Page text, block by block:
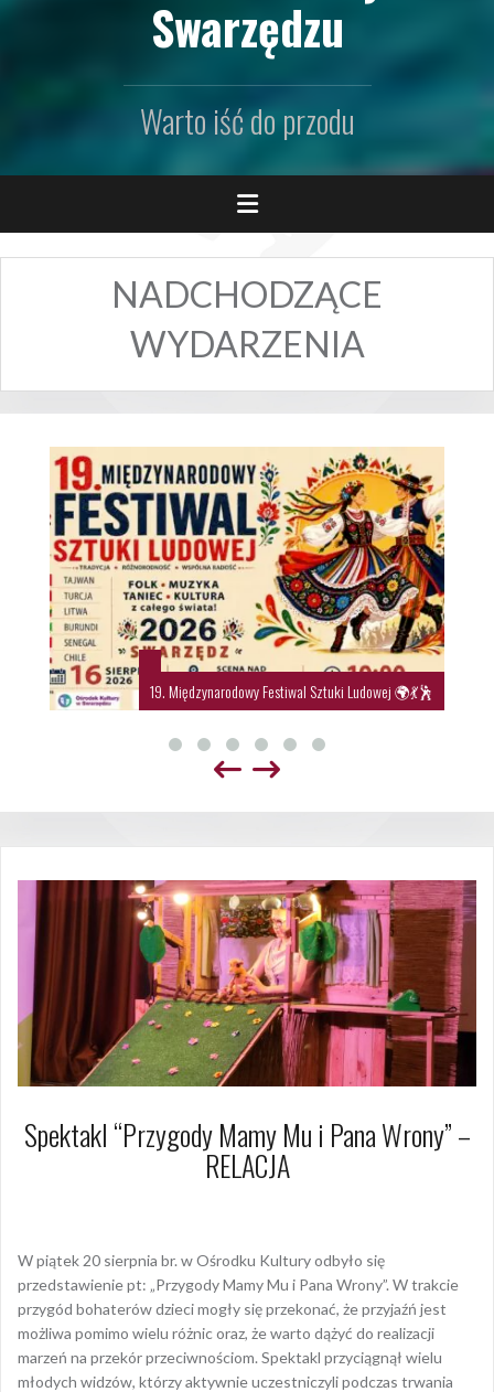
Swarzędzu
Warto iść do przodu
NADCHODZĄCE
WYDARZENIA
19. Międzynarodowy Festiwal Sztuki Ludowej 🌍💃🕺
Spektakl “Przygody Mamy Mu i Pana Wrony” –
RELACJA
W piątek 20 sierpnia br. w Ośrodku Kultury odbyło się
przedstawienie pt: „Przygody Mamy Mu i Pana Wrony”. W trakcie
przygód bohaterów dzieci mogły się przekonać, że przyjaźń jest
możliwa pomimo wielu różnic oraz, że warto dążyć do realizacji
marzeń na przekór przeciwnościom. Spektakl przyciągnął wielu
młodych widzów, którzy aktywnie uczestniczyli podczas trwania